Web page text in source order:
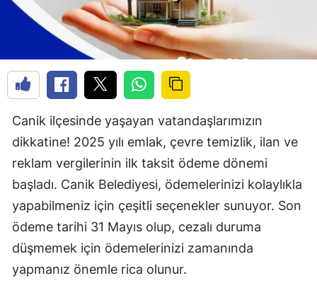
Canik ilçesinde yaşayan vatandaşlarımızın
dikkatine! 2025 yılı emlak, çevre temizlik, ilan ve
reklam vergilerinin ilk taksit ödeme dönemi
başladı. Canik Belediyesi, ödemelerinizi kolaylıkla
yapabilmeniz için çeşitli seçenekler sunuyor. Son
ödeme tarihi 31 Mayıs olup, cezalı duruma
düşmemek için ödemelerinizi zamanında
yapmanız önemle rica olunur.